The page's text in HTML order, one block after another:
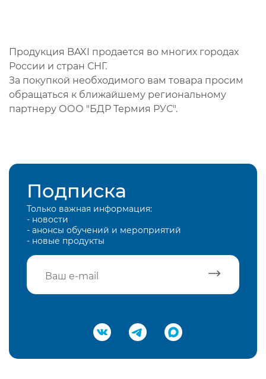
Продукция BAXI продается во многих городах
России и стран СНГ.
За покупкой необходимого вам товара просим
обращаться к ближайшему региональному
партнеру ООО "БДР Термия РУС".
Подписка
Только важная информация:
- новости
- анонсы обучений и мероприятий
- новые продукты
Подтвердить e-mail